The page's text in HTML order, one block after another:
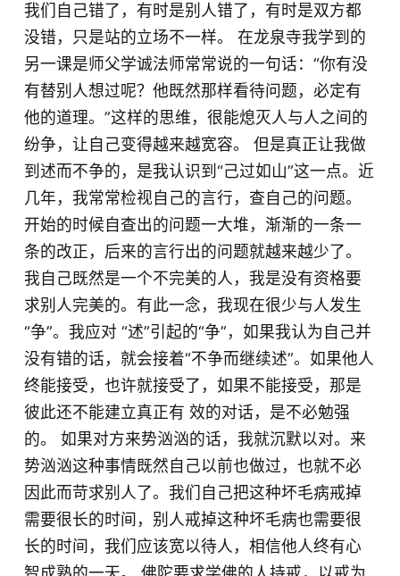
我们自己错了，有时是别人错了，有时是双方都
没错，只是站的立场不一样。 在龙泉寺我学到的
另一课是师父学诚法师常常说的一句话：“你有没
有替别人想过呢？他既然那样看待问题，必定有
他的道理。”这样的思维，很能熄灭人与人之间的
纷争，让自己变得越来越宽容。 但是真正让我做
到述而不争的，是我认识到“己过如山”这一点。近
几年，我常常检视自己的言行，查自己的问题。
开始的时候自查出的问题一大堆，渐渐的一条一
条的改正，后来的言行出的问题就越来越少了。
我自己既然是一个不完美的人，我是没有资格要
求别人完美的。有此一念，我现在很少与人发生
“争”。我应对 “述”引起的“争”，如果我认为自己并
没有错的话，就会接着“不争而继续述”。如果他人
终能接受，也许就接受了，如果不能接受，那是
彼此还不能建立真正有 效的对话，是不必勉强
的。 如果对方来势汹汹的话，我就沉默以对。来
势汹汹这种事情既然自己以前也做过，也就不必
因此而苛求别人了。我们自己把这种坏毛病戒掉
需要很长的时间，别人戒掉这种坏毛病也需要很
长的时间，我们应该宽以待人，相信他人终有心